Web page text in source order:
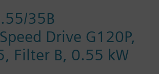
35B
Drive G120P,
Filter B, 0.55 kW